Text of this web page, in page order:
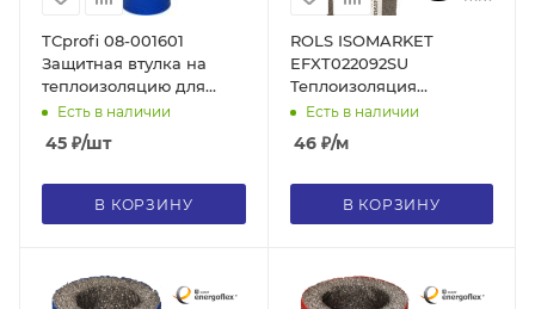
TCprofi 08-001601
Защитная втулка на
теплоизоляцию для
маркировки, труба 16
мм, синяя
Есть в наличии
45 ₽/шт
В КОРЗИНУ
ROLS ISOMARKET
EFXT022092SU
Теплоизоляция
Energoflex® Super С22/9,
для трубы 20, толщина
стенки 9 мм, цвет серый
Есть в наличии
46₽/м
В КОРЗИНУ